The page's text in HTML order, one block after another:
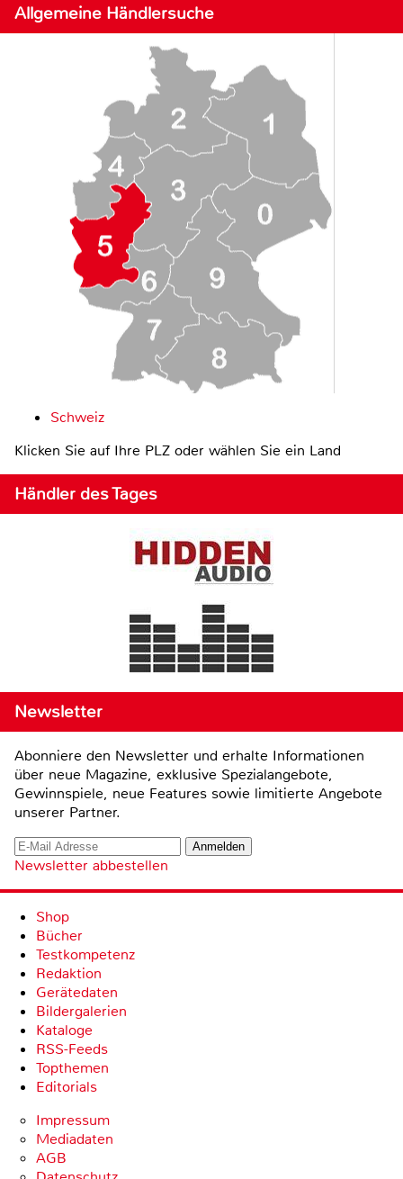
Allgemeine Händlersuche
Schweiz
Klicken Sie auf Ihre PLZ oder wählen Sie ein Land
Händler des Tages
Newsletter
Abonniere den Newsletter und erhalte Informationen
über neue Magazine, exklusive Spezialangebote,
Gewinnspiele, neue Features sowie limitierte Angebote
unserer Partner.
Newsletter abbestellen
Shop
Bücher
Testkompetenz
Redaktion
Gerätedaten
Bildergalerien
Kataloge
RSS-Feeds
Topthemen
Editorials
Impressum
Mediadaten
AGB